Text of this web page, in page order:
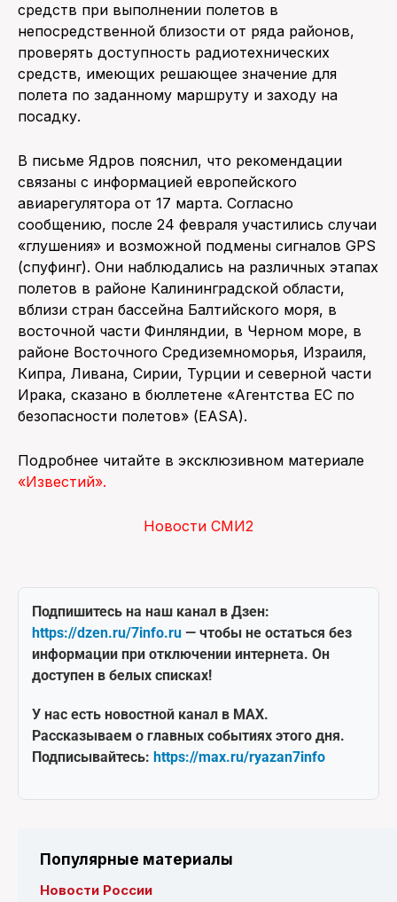
средств при выполнении полетов в
непосредственной близости от ряда районов,
проверять доступность радиотехнических
средств, имеющих решающее значение для
полета по заданному маршруту и заходу на
посадку.
В письме Ядров пояснил, что рекомендации
связаны с информацией европейского
авиарегулятора от 17 марта. Согласно
сообщению, после 24 февраля участились случаи
«глушения» и возможной подмены сигналов GPS
(спуфинг). Они наблюдались на различных этапах
полетов в районе Калининградской области,
вблизи стран бассейна Балтийского моря, в
восточной части Финляндии, в Черном море, в
районе Восточного Средиземноморья, Израиля,
Кипра, Ливана, Сирии, Турции и северной части
Ирака, сказано в бюллетене «Агентства ЕС по
безопасности полетов» (EASA).
Подробнее читайте в эксклюзивном материале
«Известий».
Новости СМИ2
Подпишитесь на наш канал в Дзен:
https://dzen.ru/7info.ru — чтобы не остаться без
информации при отключении интернета. Он
доступен в белых списках!
У нас есть новостной канал в MAX.
Рассказываем о главных событиях этого дня.
Подписывайтесь: https://max.ru/ryazan7info
Популярные материалы
Новости России